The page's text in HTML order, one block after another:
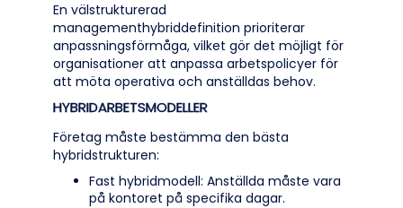
En välstrukturerad
managementhybriddefinition prioriterar
anpassningsförmåga, vilket gör det möjligt för
organisationer att anpassa arbetspolicyer för
att möta operativa och anställdas behov.
HYBRIDARBETSMODELLER
Företag måste bestämma den bästa
hybridstrukturen:
Fast hybridmodell: Anställda måste vara
på kontoret på specifika dagar.